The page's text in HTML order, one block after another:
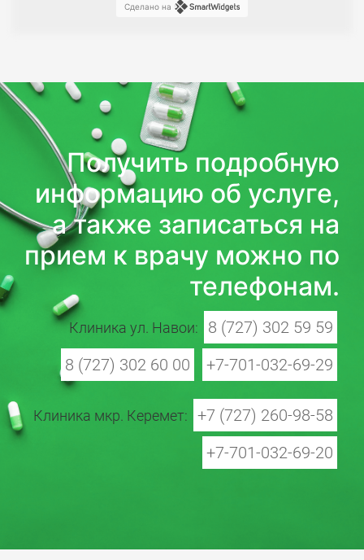
Сделано на
Получить подробную
информацию об услуге,
а также записаться на
прием к врачу можно по
телефонам.
Клиника ул. Навои:
8 (727) 302 59 59
8 (727) 302 60 00
+7-701-032-69-29
Клиника мкр. Керемет:
+7 (727) 260-98-58
+7-701-032-69-20